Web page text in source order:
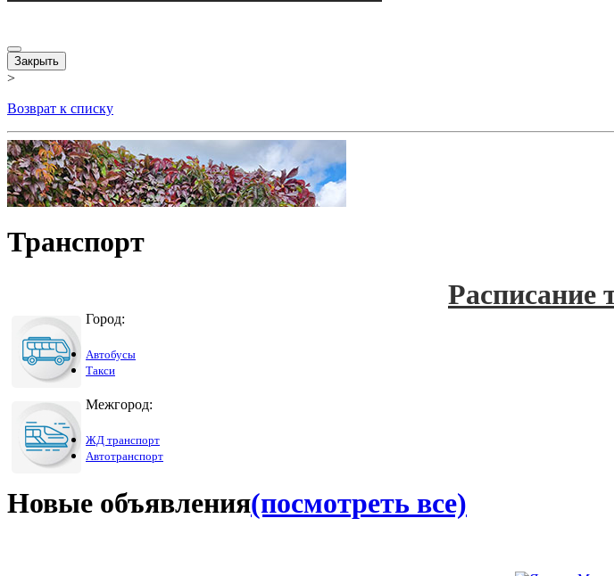
Закрыть
>
Возврат к списку
Транспорт
Расписание
Город:
Автобусы
Такси
Межгород:
ЖД транспорт
Автотранспорт
Новые объявления(посмотреть все)